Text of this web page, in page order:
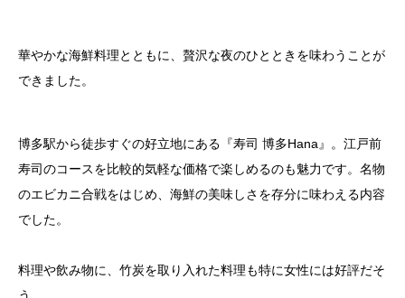
華やかな海鮮料理とともに、贅沢な夜のひとときを味わうことが
できました。
博多駅から徒歩すぐの好立地にある『寿司 博多Hana』。江戸前
寿司のコースを比較的気軽な価格で楽しめるのも魅力です。名物
のエビカニ合戦をはじめ、海鮮の美味しさを存分に味わえる内容
でした。
料理や飲み物に、竹炭を取り入れた料理も特に女性には好評だそ